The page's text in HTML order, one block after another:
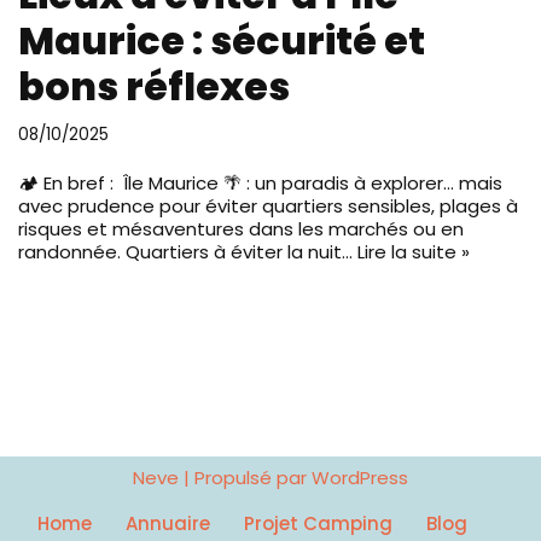
Maurice : sécurité et
bons réflexes
08/10/2025
🏕️ En bref : Île Maurice 🌴 : un paradis à explorer… mais
avec prudence pour éviter quartiers sensibles, plages à
risques et mésaventures dans les marchés ou en
randonnée. Quartiers à éviter la nuit… Lire la suite »
Neve | Propulsé parWordPress
Home
Annuaire Projet Camping Blog